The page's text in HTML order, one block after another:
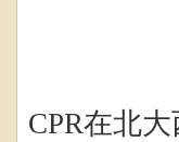
CPR在北